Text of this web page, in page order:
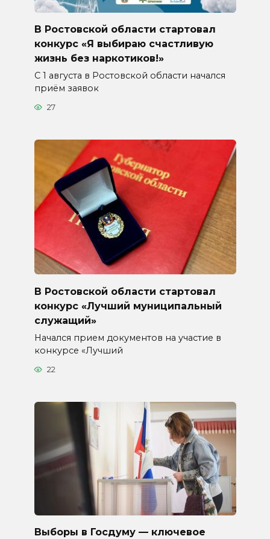
В Ростовской области стартовал
конкурс «Я выбираю счастливую
жизнь без наркотиков!»
С 1 августа в Ростовской области начался
приём заявок
27
В Ростовской области стартовал
конкурс «Лучший муниципальный
служащий»
Начался прием документов на участие в
конкурсе «Лучший
22
Выборы в Госдуму — ключевое